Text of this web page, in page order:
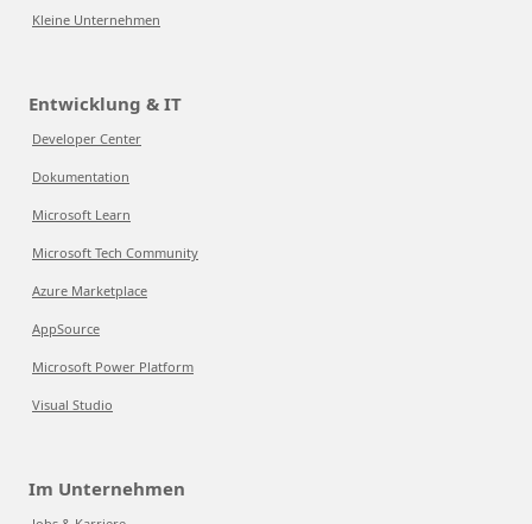
Kleine Unternehmen
Entwicklung & IT
Developer Center
Dokumentation
Microsoft Learn
Microsoft Tech Community
Azure Marketplace
AppSource
Microsoft Power Platform
Visual Studio
Im Unternehmen